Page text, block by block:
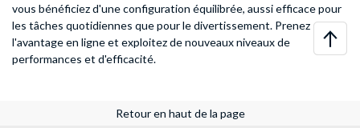
vous bénéficiez d'une configuration équilibrée, aussi efficace pour
les tâches quotidiennes que pour le divertissement. Prenez
l'avantage en ligne et exploitez de nouveaux niveaux de
performances et d'efficacité.
Retour en haut de la page